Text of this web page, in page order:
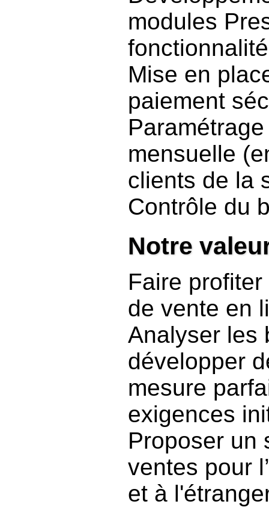
modules
Mise en
paiement
mensuelle
clients de la
Contrôle du
Notre
Faire
de vente en
Analyser les
développer
mesure
exigences
Proposer un
ventes pour
et à